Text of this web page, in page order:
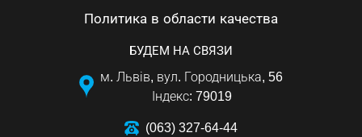
Политика в области качества
БУДЕМ НА СВЯЗИ
м. Львів, вул. Городницька, 56
Індекс: 79019
(063) 327-64-44